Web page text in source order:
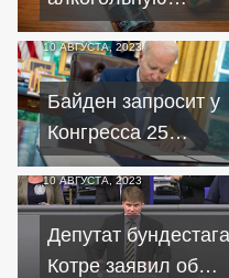
компанию Bacardi в
список "спонсоров
войны"
10 АВГУСТА, 2023
Байден запросит у
Конгресса 25
миллиардов
долларов –
Bloomberg
10 АВГУСТА, 2023
Депутат бундестага
Котре заявил об